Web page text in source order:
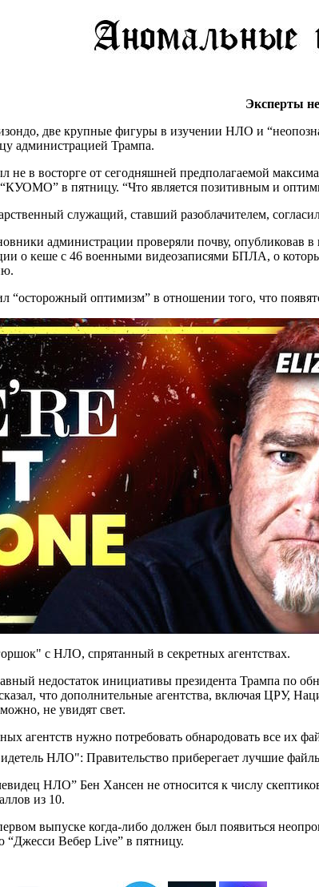
Эксперты
две крупные фигуры в изучении НЛО и
администрацией Трампа.
не в восторге от сегодняшней предполагаемой
в пятницу. “Что является позитивным и
служащий, ставший разоблачителем,
администрации проверяли почву, опубликовав
о кеше с 46 военными видеозаписями БПЛА, о
“осторожный оптимизм” в отношении того, что
с НЛО, спрятанный в секретных агентствах.
недостаток инициативы президента Трампа по
что дополнительные агентства, включая ЦРУ,
не увидят свет.
агентств нужно потребовать обнародовать все их
НЛО": Правительство приберегает лучшие
НЛО” Бен Хансен не относится к числу
из 10.
выпуске когда-либо должен был появиться
“Джесси Вебер Live” в пятницу.